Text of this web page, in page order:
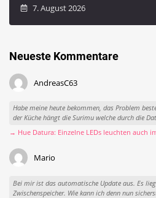
7. August 2026
Neueste Kommentare
AndreasC63
Habe meine heute bekommen, das Problem
der Küche hängt die Surimu welche durch die
→ Hue Datura: Einzelne LEDs leuchten auch
Mario
Bei mir ist das automatische Update aus. Es
Zwischenspeicher. Wie kann ich denn nun